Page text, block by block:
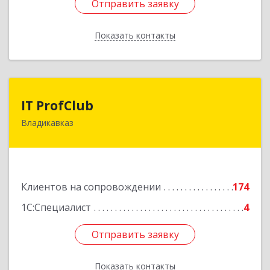
Отправить заявку
Показать контакты
Отправить заявку
Назад
IT ProfClub
Владикавказ
Клиентов на сопровождении
174
1С:Специалист
4
Отправить заявку
Показать контакты
362045, Северная Осетия - Алания Респ,
Подробнее
Отправить заявку
Назад